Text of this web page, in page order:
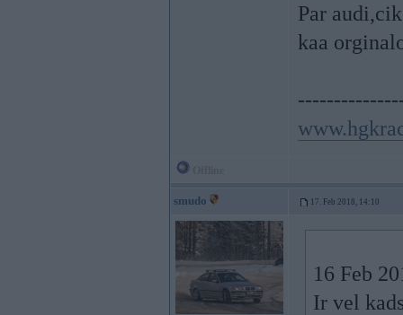
Par
kaa
smudo 17. Feb 2018, 14:10
16 Feb
Ir vel